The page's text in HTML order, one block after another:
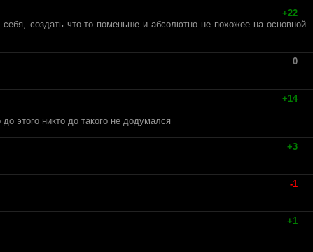
+22
создать что-то поменьше и абсолютно не похожее на основной
0
+14
этого никто до такого не додумался
+3
-1
+1